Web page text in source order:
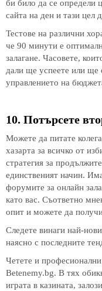
би било да се определи
сайта на ден и тази цел
Тестове на различни
че 90 минути е
залагане. Часовете,
дали ще успеете или ще
управлението на
10. Потърсете
Можете да питате
хазарта за всичко от
стратегия за
единственият начин.
форумите за онлайн
като вас. Съответно
опит и можете да
Следете винаги най-
наясно с последните
Четете и професионални
Betenemy.bg. В тях
играта в казината,